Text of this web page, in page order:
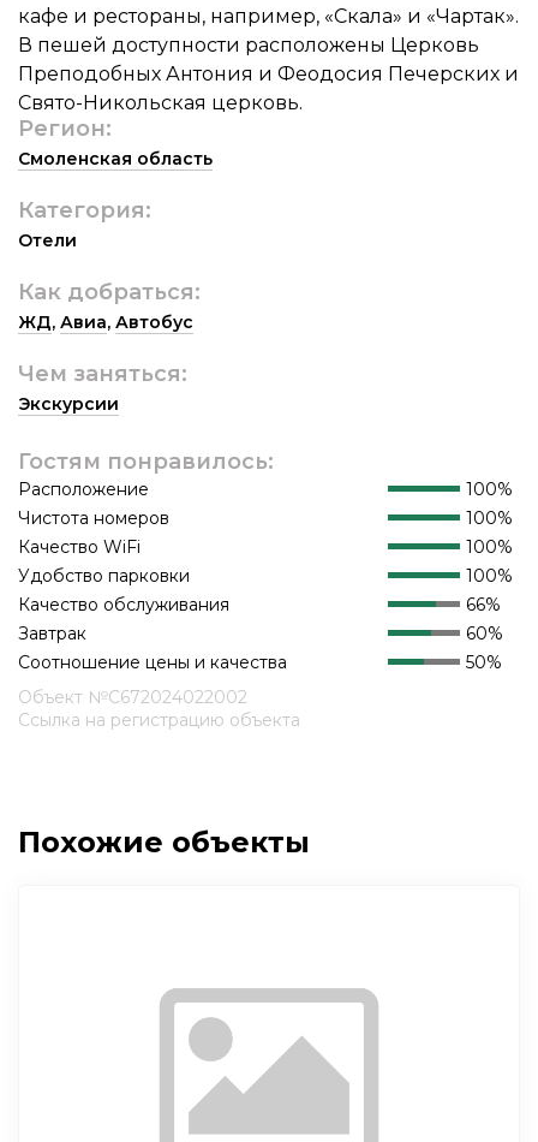
кафе и рестораны, например, «Скала» и «Чартак».
В пешей доступности расположены Церковь
Преподобных Антония и Феодосия Печерских и
Свято-Никольская церковь.
Регион:
Смоленская область
Категория:
Отели
Как добраться:
ЖД, Авиа, Автобус
Чем заняться:
Экскурсии
Гостям понравилось:
Расположение
100%
Чистота номеров
100%
Качество WiFi
100%
Удобство парковки
100%
Качество обслуживания
66%
Завтрак
60%
Соотношение цены и качества
50%
Объект №С672024022002
Ссылка на регистрацию объекта
Похожие объекты